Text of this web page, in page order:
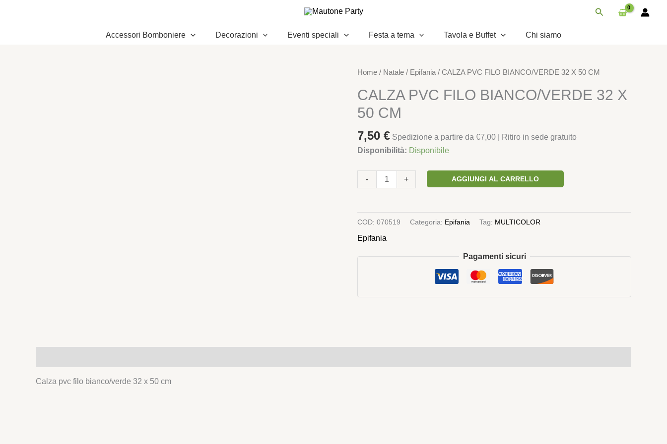
Cerca
Accessori Bomboniere Decorazioni Eventi speciali Festa a tema Tavola e Buffet Chi siamo
Home / Natale / Epifania / CALZA PVC FILO BIANCO/VERDE 32 X 50 CM
CALZA PVC FILO BIANCO/VERDE 32 X
50 CM
7,50 € Spedizione a partire da €7,00 | Ritiro in sede gratuito
Disponibilità: Disponibile
-
CALZA
FILO
BIANCO/VERDE
X
50
quantità
+
AGGIUNGI AL CARRELLO
COD: 070519 Categoria: Epifania Tag: MULTICOLOR
Epifania
Pagamenti sicuri
Calza pvc filo bianco/verde 32 x 50 cm
50